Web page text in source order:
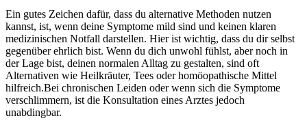
Ein gutes Zeichen dafür, dass du alternative Methoden nutzen
kannst, ist,‌ wenn deine Symptome mild sind und keinen klaren
medizinischen Notfall ‌darstellen.‍ Hier ist wichtig, dass du dir selbst
gegenüber ehrlich bist. Wenn du dich unwohl ⁤fühlst, aber⁢ noch‍ in
der Lage bist, ‍deinen normalen Alltag zu gestalten, sind oft
Alternativen wie Heilkräuter, ⁣Tees oder homöopathische Mittel
hilfreich.Bei chronischen Leiden oder wenn sich ‍die Symptome
⁢verschlimmern, ist die Konsultation eines Arztes jedoch
unabdingbar.